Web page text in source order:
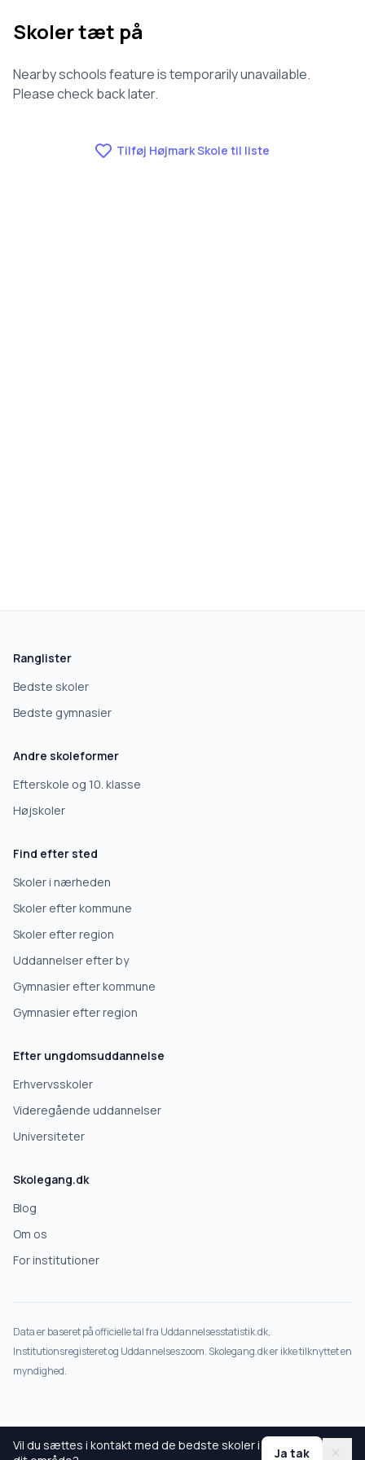
Skoler tæt på
Nearby schools feature is temporarily unavailable.
Please check back later.
Tilføj Højmark Skole til liste
Ranglister
Bedste skoler
Bedste gymnasier
Andre skoleformer
Efterskole og 10. klasse
Højskoler
Find efter sted
Skoler i nærheden
Skoler efter kommune
Skoler efter region
Uddannelser efter by
Gymnasier efter kommune
Gymnasier efter region
Efter ungdomsuddannelse
Erhvervsskoler
Videregående uddannelser
Universiteter
Skolegang.dk
Blog
Om os
For institutioner
Data er baseret på officielle tal fra Uddannelsesstatistik.dk,
Institutionsregisteret og Uddannelseszoom. Skolegang.dk er ikke tilknyttet en
myndighed.
Vil du sættes i kontakt med de bedste skoler i
Ja tak